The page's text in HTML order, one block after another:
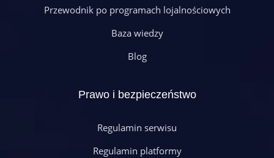
Przewodnik po programach lojalnościowych
Baza wiedzy
Blog
Prawo i bezpieczeństwo
Regulamin serwisu
Regulamin platformy